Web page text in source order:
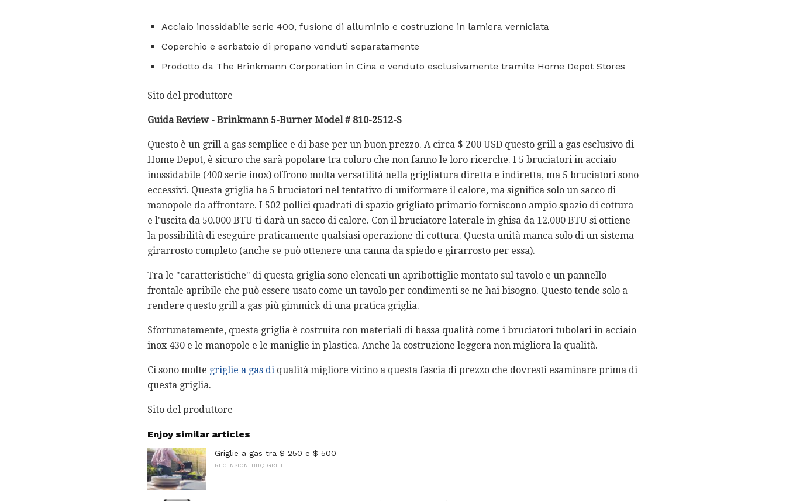
Acciaio inossidabile serie 400, fusione di alluminio e costruzione in lamiera verniciata
Coperchio e serbatoio di propano venduti separatamente
Prodotto da The Brinkmann Corporation in Cina e venduto esclusivamente tramite Home Depot Stores
Sito del produttore
Guida Review - Brinkmann 5-Burner Model # 810-2512-S
Questo è un grill a gas semplice e di base per un buon prezzo. A circa $ 200 USD questo grill a gas esclusivo di
Home Depot, è sicuro che sarà popolare tra coloro che non fanno le loro ricerche. I 5 bruciatori in acciaio
inossidabile (400 serie inox) offrono molta versatilità nella grigliatura diretta e indiretta, ma 5 bruciatori sono
eccessivi. Questa griglia ha 5 bruciatori nel tentativo di uniformare il calore, ma significa solo un sacco di
manopole da affrontare. I 502 pollici quadrati di spazio grigliato primario forniscono ampio spazio di cottura
e l'uscita da 50.000 BTU ti darà un sacco di calore. Con il bruciatore laterale in ghisa da 12.000 BTU si ottiene
la possibilità di eseguire praticamente qualsiasi operazione di cottura. Questa unità manca solo di un sistema
girarrosto completo (anche se può ottenere una canna da spiedo e girarrosto per essa).
Tra le "caratteristiche" di questa griglia sono elencati un apribottiglie montato sul tavolo e un pannello
frontale apribile che può essere usato come un tavolo per condimenti se ne hai bisogno. Questo tende solo a
rendere questo grill a gas più gimmick di una pratica griglia.
Sfortunatamente, questa griglia è costruita con materiali di bassa qualità come i bruciatori tubolari in acciaio
inox 430 e le manopole e le maniglie in plastica. Anche la costruzione leggera non migliora la qualità.
Ci sono molte griglie a gas di qualità migliore vicino a questa fascia di prezzo che dovresti esaminare prima di
questa griglia.
Sito del produttore
Enjoy similar articles
Griglie a gas tra $ 250 e $ 500
RECENSIONI BBQ GRILL